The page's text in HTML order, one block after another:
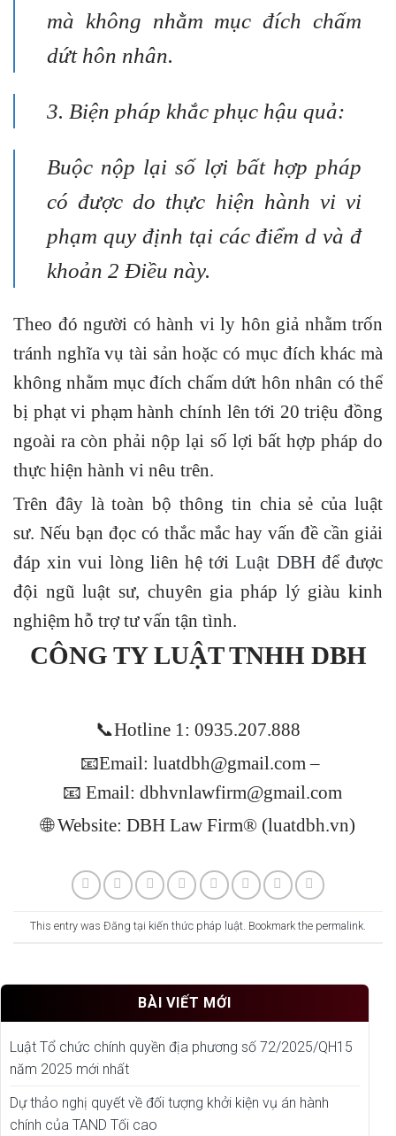
mà không nhằm mục đích chấm
dứt hôn nhân.
3. Biện pháp khắc phục hậu quả:
Buộc nộp lại số lợi bất hợp pháp
có được do thực hiện hành vi vi
phạm quy định tại các điểm d và đ
khoản 2 Điều này.
Theo đó người có hành vi ly hôn giả nhằm trốn
tránh nghĩa vụ tài sản hoặc có mục đích khác mà
không nhằm mục đích chấm dứt hôn nhân có thể
bị phạt vi phạm hành chính lên tới 20 triệu đồng
ngoài ra còn phải nộp lại số lợi bất hợp pháp do
thực hiện hành vi nêu trên.
Trên đây là toàn bộ thông tin chia sẻ của luật
sư. Nếu bạn đọc có thắc mắc hay vấn đề cần giải
đáp xin vui lòng liên hệ tớiLuật DBHđể được
đội ngũ luật sư, chuyên gia pháp lý giàu kinh
nghiệm hỗ trợ tư vấn tận tình.
CÔNG TY LUẬT TNHH DBH
📞Hotline 1: 0935.207.888
📧Email: luatdbh@gmail.com –
📧 Email: dbhvnlawfirm@gmail.com
🌐 Website: DBH Law Firm® (luatdbh.vn)
This entry was Đăng tại kiến thức pháp luật. Bookmark the permalink.
BÀI VIẾT MỚI
Luật Tổ chức chính quyền địa phương số 72/2025/QH15
năm 2025 mới nhất
Dự thảo nghị quyết về đối tượng khởi kiện vụ án hành
chính của TAND Tối cao